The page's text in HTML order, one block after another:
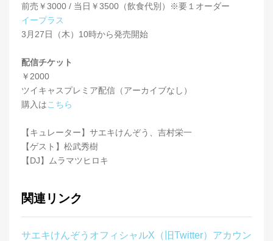
前売￥3000 / 当日￥3500（飲食代別）※要１オーダー
イープラス
3月27日（木）10時から発売開始
配信チケット
￥2000
ツイキャスプレミア配信（アーカイブなし）
購入はこちら
【キュレーター】サエキけんぞう、吉村栄一
【ゲスト】松武秀樹
【DJ】ムラマツヒロキ
関連リンク
サエキけんぞうオフィシャルX（旧Twitter）アカウン